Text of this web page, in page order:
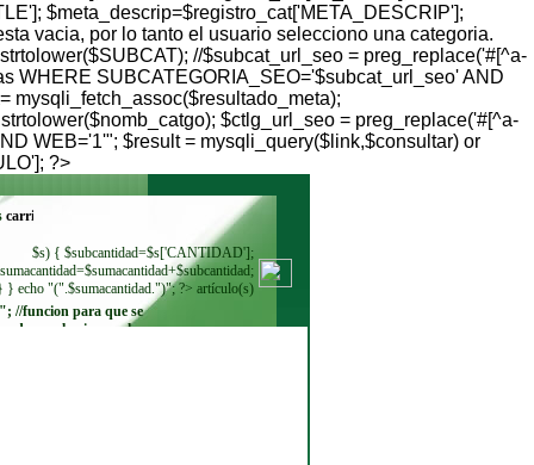
$meta_descrip=$registro_cat['META_DESCRIP'];
vacia, por lo tanto el usuario selecciono una categoria.
//$subcat_url_seo = preg_replace('#[^a-
WHERE SUBCATEGORIA_SEO='$subcat_url_seo' AND
mysqli_fetch_assoc($resultado_meta);
$ctlg_url_seo = preg_replace('#[^a-
WEB='1'"; $result = mysqli_query($link,$consultar) or
?>
$s) { $subcantidad=$s['CANTIDAD'];
} echo "(".$sumacantidad.")"; ?> artículo(s)
"; //funcion para que se
se seleccione. echo